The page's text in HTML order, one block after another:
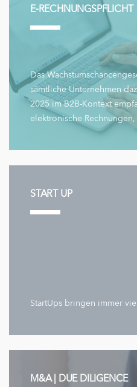
E-RECHNUNGSPFLICHT
Das
sämtliche Unternehmen
2025 im B2B-Kontext
elektronische
START UP
StartUps bringen immer
M&A | DUE DILIGENCE